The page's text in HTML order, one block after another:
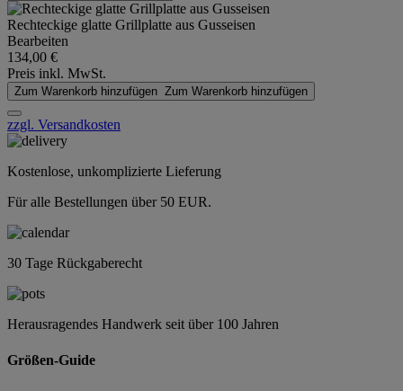
Rechteckige glatte Grillplatte aus Gusseisen
Bearbeiten
134,00 €
Preis inkl. MwSt.
Zum Warenkorb hinzufügen Zum Warenkorb hinzufügen
zzgl. Versandkosten
Kostenlose, unkomplizierte Lieferung
Für alle Bestellungen über 50 EUR.
30 Tage Rückgaberecht
Herausragendes Handwerk seit über 100 Jahren
Größen-Guide